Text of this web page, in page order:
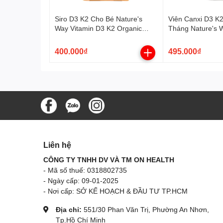
Siro D3 K2 Cho Bé Nature's
Way Vitamin D3 K2 Organic
400.000₫
Viên Canxi D3
Tháng Nature's
With
Viên)
495.000₫
Liên hệ
CÔNG TY TNHH DV VÀ TM ON HEALTH
- Mã số thuế: 0318802735
- Ngày cấp: 09-01-2025
- Nơi cấp: SỞ KẾ HOẠCH & ĐẦU TƯ TP.HCM
Địa chỉ: 551/30 Phan Văn Trị, Phường An Nhơn,
Tp.Hồ Chí Minh